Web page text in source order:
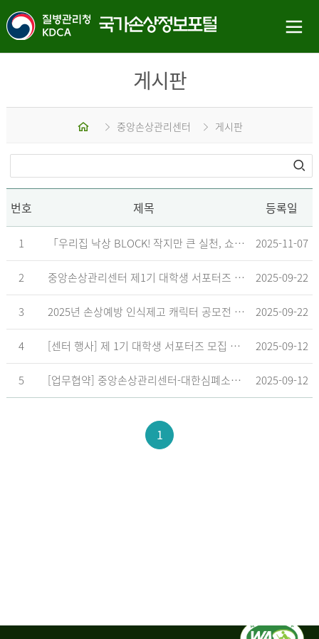
게시판
중앙손상관리센터 게시판
번호 제목 등록일
1 「우리집 낙상 BLOCK! 작지만 큰 실천, 쇼츠 챌린지」 수상작 발표 2025-11-07
2 중앙손상관리센터 제1기 대학생 서포터즈 합격자 발표 2025-09-22
3 2025년 손상예방 인식제고 캐릭터 공모전 결과발표 지연 안내 2025-09-22
4 [센터 행사] 제 1기 대학생 서포터즈 모집 공고 2025-09-12
5 [업무협약] 중앙손상관리센터-대한심폐소생협회, 학교현장 CPR 교육 확대 위한 업무협약 체결 2025-09-12
1